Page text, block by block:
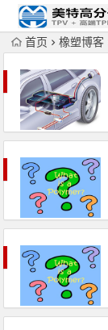
首页 橡塑博客